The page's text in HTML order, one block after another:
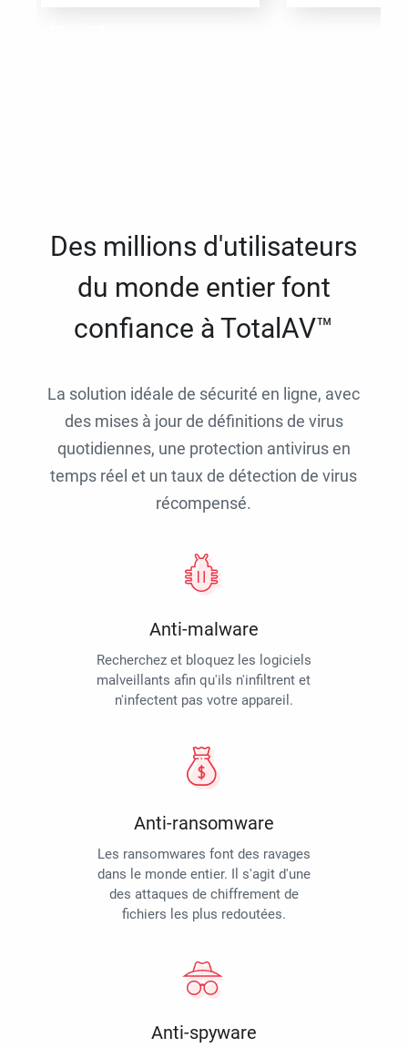
Des millions d'utilisateurs
du monde entier font
confiance à TotalAV™
La solution idéale de sécurité en ligne, avec
des mises à jour de définitions de virus
quotidiennes, une protection antivirus en
temps réel et un taux de détection de virus
récompensé.
Anti-malware
Recherchez et bloquez les logiciels
malveillants afin qu'ils n'infiltrent et
n'infectent pas votre appareil.
Anti-ransomware
Les ransomwares font des ravages
dans le monde entier. Il s'agit d'une
des attaques de chiffrement de
fichiers les plus redoutées.
Anti-spyware